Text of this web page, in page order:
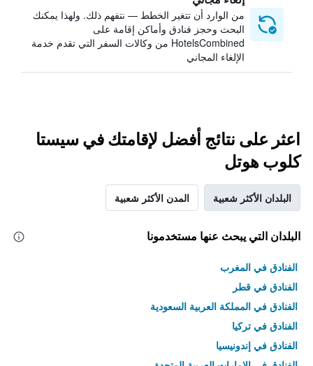
من الوارد أن تتغير الخطط — نتفهم ذلك. ولهذا يمكنك
البحث وحجز فنادق وأماكن إقامة على
HotelsCombined من وكالات السفر التي تقدم خدمة
الإلغاء المجاني
اعثر على نتائج أفضل لإقامتك في سيستا
كلوب هوتل
البلدان الأكثر شعبية المدن الأكثر شعبية
البلدان التي يبحث عنها مستخدمونا
الفنادق في المغرب
الفنادق في قطر
الفنادق في المملكة العربية السعودية
الفنادق في تركيا
الفنادق في إندونيسيا